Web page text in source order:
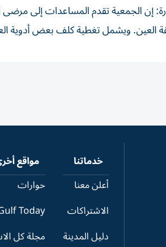
إن الجمعية تقدم المساعدات إلى
ويشمل تغطية كلف بعض أدوية
خدماتنا
أعلن معنا
الاشتراكات
دليل المدينة
مواقع
حوارات
Today
مجلة كل